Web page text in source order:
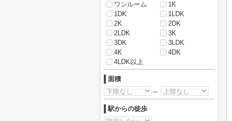
ワンルーム
1K
1DK
1LDK
2K
2DK
2LDK
3K
3DK
3LDK
4K
4DK
4LDK以上
面積
～
駅からの徒歩